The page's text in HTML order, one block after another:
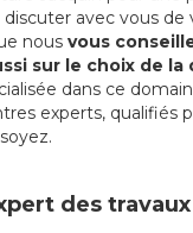
avec vous
nous vous
sur le choix de la
dans ce
experts, qualifiés
des